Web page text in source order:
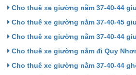
Cho thuê xe giường nằm 37-40-44
Cho thuê xe giường nằm 37-40-45
Cho thuê xe giường nằm 37-40-44
Cho thuê xe giường nằm đi Quy
Cho thuê xe giường nằm 37-40-44